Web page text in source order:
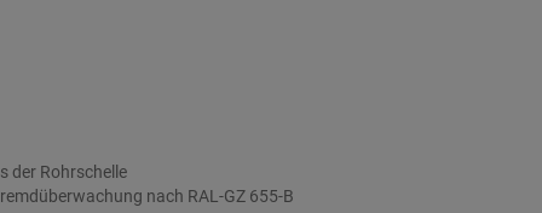
der Rohrschelle
nach RAL-GZ 655-B